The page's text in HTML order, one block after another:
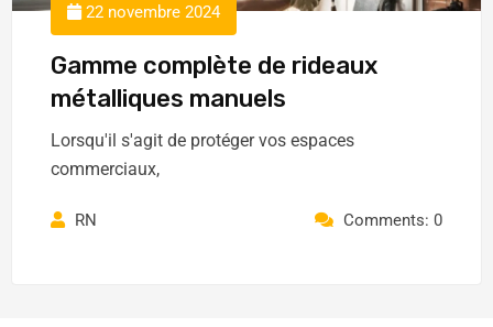
22 novembre 2024
Gamme complète de rideaux
métalliques manuels
Lorsqu'il s'agit de protéger vos espaces
commerciaux,
RN Comments: 0